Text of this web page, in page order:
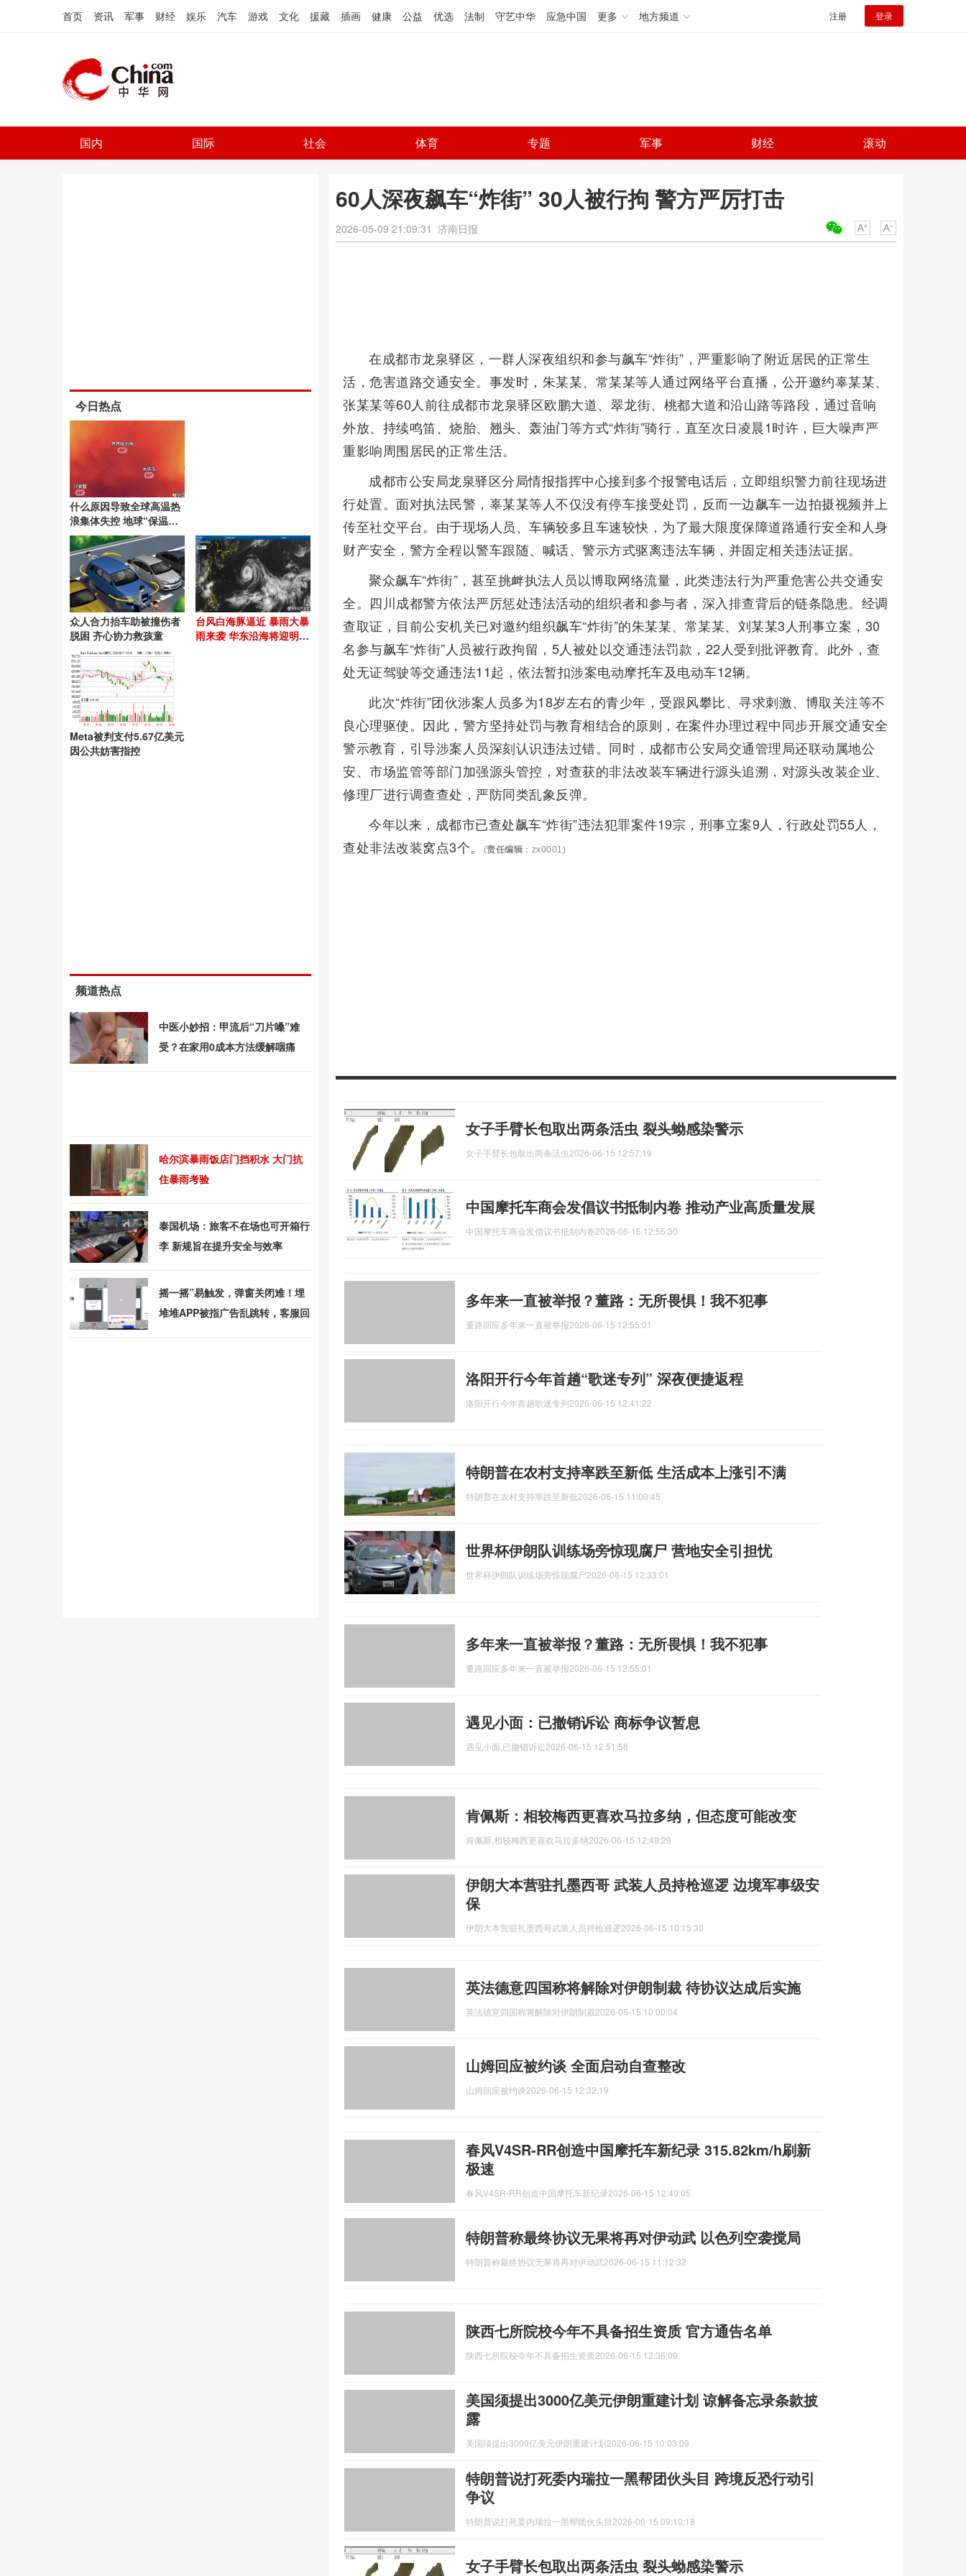
首页 资讯 军事 财经 娱乐 汽车 游戏 文化 援藏 插画 健康 公益 优选 法制 守艺中华 应急中国 更多 地方频道 注册 登录
国内 国际 社会 体育 专题 军事 财经 滚动
60人深夜飙车“炸街” 30人被行拘 警方严厉打击
2026-05-09 21:09:31 济南日报
在成都市龙泉驿区，一群人深夜组织和参与飙车“炸街”，严重影响了附近居民的正常生
活，危害道路交通安全。事发时，朱某某、常某某等人通过网络平台直播，公开邀约辜某某、
张某某等60人前往成都市龙泉驿区欧鹏大道、翠龙街、桃都大道和沿山路等路段，通过音响
外放、持续鸣笛、烧胎、翘头、轰油门等方式“炸街”骑行，直至次日凌晨1时许，巨大噪声严
重影响周围居民的正常生活。
成都市公安局龙泉驿区分局情报指挥中心接到多个报警电话后，立即组织警力前往现场进
行处置。面对执法民警，辜某某等人不仅没有停车接受处罚，反而一边飙车一边拍摄视频并上
传至社交平台。由于现场人员、车辆较多且车速较快，为了最大限度保障道路通行安全和人身
财产安全，警方全程以警车跟随、喊话、警示方式驱离违法车辆，并固定相关违法证据。
聚众飙车“炸街”，甚至挑衅执法人员以博取网络流量，此类违法行为严重危害公共交通安
全。四川成都警方依法严厉惩处违法活动的组织者和参与者，深入排查背后的链条隐患。经调
查取证，目前公安机关已对邀约组织飙车“炸街”的朱某某、常某某、刘某某3人刑事立案，30
名参与飙车“炸街”人员被行政拘留，5人被处以交通违法罚款，22人受到批评教育。此外，查
处无证驾驶等交通违法11起，依法暂扣涉案电动摩托车及电动车12辆。
此次“炸街”团伙涉案人员多为18岁左右的青少年，受跟风攀比、寻求刺激、博取关注等不
良心理驱使。因此，警方坚持处罚与教育相结合的原则，在案件办理过程中同步开展交通安全
警示教育，引导涉案人员深刻认识违法过错。同时，成都市公安局交通管理局还联动属地公
安、市场监管等部门加强源头管控，对查获的非法改装车辆进行源头追溯，对源头改装企业、
修理厂进行调查查处，严防同类乱象反弹。
今年以来，成都市已查处飙车“炸街”违法犯罪案件19宗，刑事立案9人，行政处罚55人，
查处非法改装窝点3个。
(责任编辑 ：zx0001)
女子手臂长包取出两条活虫 裂头蚴感染警示
女子手臂长包取出两条活虫2026-06-15 12:57:19
中国摩托车商会发倡议书抵制内卷 推动产业高质量发展
中国摩托车商会发倡议书抵制内卷2026-06-15 12:55:30
多年来一直被举报？董路：无所畏惧！我不犯事
董路回应多年来一直被举报2026-06-15 12:55:01
洛阳开行今年首趟“歌迷专列” 深夜便捷返程
洛阳开行今年首趟歌迷专列2026-06-15 12:41:22
特朗普在农村支持率跌至新低 生活成本上涨引不满
特朗普在农村支持率跌至新低2026-06-15 11:00:45
世界杯伊朗队训练场旁惊现腐尸 营地安全引担忧
世界杯伊朗队训练场旁惊现腐尸2026-06-15 12:33:01
多年来一直被举报？董路：无所畏惧！我不犯事
董路回应多年来一直被举报2026-06-15 12:55:01
遇见小面：已撤销诉讼 商标争议暂息
遇见小面,已撤销诉讼2026-06-15 12:51:58
肯佩斯：相较梅西更喜欢马拉多纳，但态度可能改变
肯佩斯,相较梅西更喜欢马拉多纳2026-06-15 12:49:29
伊朗大本营驻扎墨西哥 武装人员持枪巡逻 边境军事级安
保
伊朗大本营驻扎墨西哥武装人员持枪巡逻2026-06-15 10:15:30
英法德意四国称将解除对伊朗制裁 待协议达成后实施
英法德意四国称将解除对伊朗制裁2026-06-15 10:00:04
山姆回应被约谈 全面启动自查整改
山姆回应被约谈2026-06-15 12:32:19
春风V4SR-RR创造中国摩托车新纪录 315.82km/h刷新
极速
春风V4SR-RR创造中国摩托车新纪录2026-06-15 12:49:05
特朗普称最终协议无果将再对伊动武 以色列空袭搅局
特朗普称最终协议无果将再对伊动武2026-06-15 11:12:32
陕西七所院校今年不具备招生资质 官方通告名单
陕西七所院校今年不具备招生资质2026-06-15 12:36:09
美国须提出3000亿美元伊朗重建计划 谅解备忘录条款披
露
美国须提出3000亿美元伊朗重建计划2026-06-15 10:03:09
特朗普说打死委内瑞拉一黑帮团伙头目 跨境反恐行动引
争议
特朗普说打死委内瑞拉一黑帮团伙头目2026-06-15 09:10:18
女子手臂长包取出两条活虫 裂头蚴感染警示
今日热点
什么原因导致全球高温热
浪集体失控 地球“保温
毯”过厚引发连锁反应
众人合力抬车助被撞伤者
脱困 齐心协力救孩童
台风白海豚逼近 暴雨大暴
雨来袭 华东沿海将迎明显
Meta被判支付5.67亿美元
因公共妨害指控
频道热点
中医小妙招：甲流后“刀片嗓”难
受？在家用0成本方法缓解咽痛
哈尔滨暴雨饭店门挡积水 大门抗
住暴雨考验
泰国机场：旅客不在场也可开箱行
李 新规旨在提升安全与效率
摇一摇”易触发，弹窗关闭难！埋
堆堆APP被指广告乱跳转，客服回